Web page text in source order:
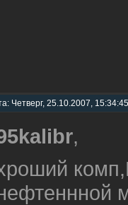
Четверг, 25.10.2007,
,